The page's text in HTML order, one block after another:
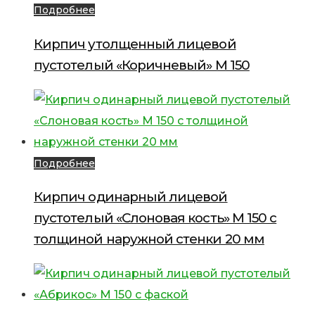
Подробнее
Кирпич утолщенный лицевой
пустотелый «Коричневый» М 150
Подробнее
Кирпич одинарный лицевой
пустотелый «Слоновая кость» М 150 с
толщиной наружной стенки 20 мм